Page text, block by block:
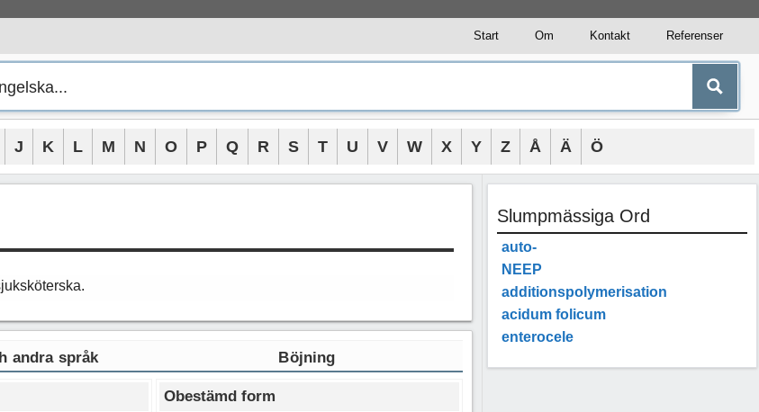
Start Om Kontakt Referenser
J K L M N O P Q R S T U V W X Y Z Å Ä Ö
andra språk Böjning
Obestämd form
Slumpmässiga Ord
auto-
NEEP
additionspolymerisation
acidum folicum
enterocele